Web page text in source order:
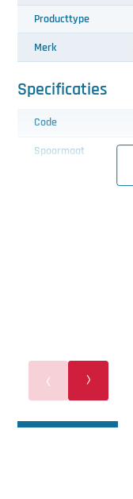
Producttype
Merk
Specificaties
Code
Spoormaat